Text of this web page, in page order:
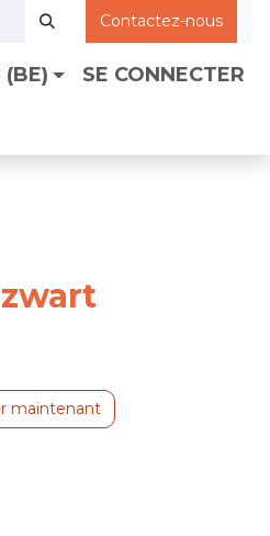
Contactez-nous
(BE)
SE CONNECTER
maintenant